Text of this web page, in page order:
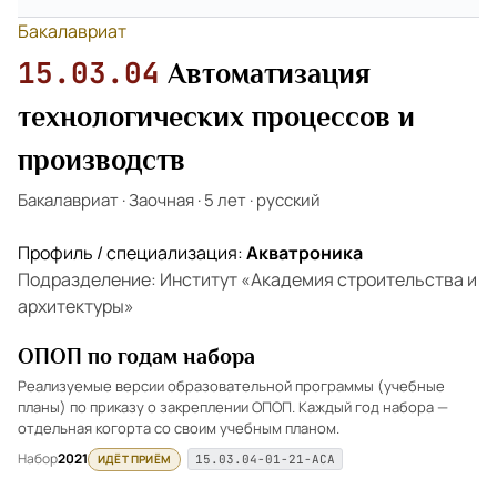
Бакалавриат
15.03.04 Автоматизация
технологических процессов и
производств
Бакалавриат·Заочная·5 лет·русский
Профиль / специализация:Акватроника
Подразделение: Институт «Академия строительства и
архитектуры»
ОПОП по годам набора
Реализуемые версии образовательной программы (учебные
планы) по приказу о закреплении ОПОП. Каждый год набора —
отдельная когорта со своим учебным планом.
Набор2021 ИДЁТ ПРИЁМ 15.03.04-01-21-АСА